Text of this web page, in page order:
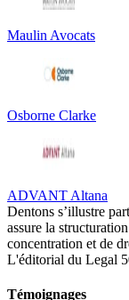
Maulin Avocats
Osborne Clarke
ADVANT Altana
Dentons s’illustre
assure la
concentration et de
L'éditorial du Legal
Témoignages